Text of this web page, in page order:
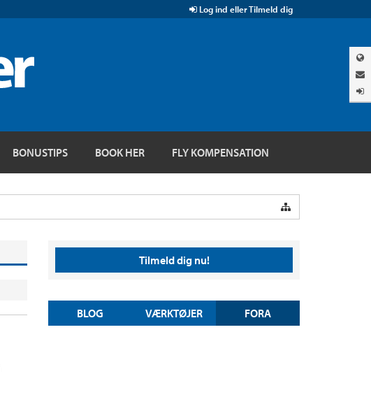
Log ind eller Tilmeld dig
BONUSTIPS BOOK HER FLY KOMPENSATION
Tilmeld dig nu!
BLOG VÆRKTØJER FORA